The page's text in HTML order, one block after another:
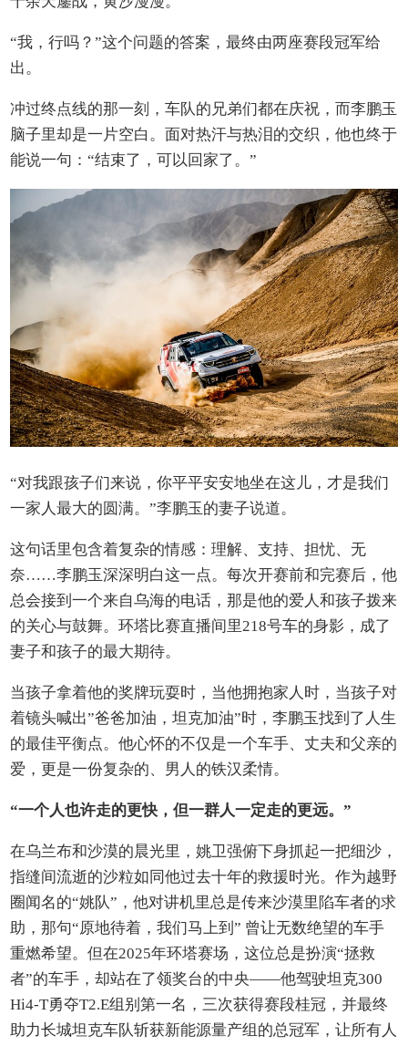
“我，行吗？”这个问题的答案，最终由两座赛段冠军给
出。
冲过终点线的那一刻，车队的兄弟们都在庆祝，而李鹏玉
脑子里却是一片空白。面对热汗与热泪的交织，他也终于
能说一句：“结束了，可以回家了。”
“对我跟孩子们来说，你平平安安地坐在这儿，才是我们
一家人最大的圆满。”李鹏玉的妻子说道。
这句话里包含着复杂的情感：理解、支持、担忧、无
奈……李鹏玉深深明白这一点。每次开赛前和完赛后，他
总会接到一个来自乌海的电话，那是他的爱人和孩子拨来
的关心与鼓舞。环塔比赛直播间里218号车的身影，成了
妻子和孩子的最大期待。
当孩子拿着他的奖牌玩耍时，当他拥抱家人时，当孩子对
着镜头喊出”爸爸加油，坦克加油”时，李鹏玉找到了人生
的最佳平衡点。他心怀的不仅是一个车手、丈夫和父亲的
爱，更是一份复杂的、男人的铁汉柔情。
“一个人也许走的更快，但一群人一定走的更远。”
在乌兰布和沙漠的晨光里，姚卫强俯下身抓起一把细沙，
指缝间流逝的沙粒如同他过去十年的救援时光。作为越野
圈闻名的“姚队”，他对讲机里总是传来沙漠里陷车者的求
助，那句“原地待着，我们马上到” 曾让无数绝望的车手
重燃希望。但在2025年环塔赛场，这位总是扮演“拯救
者”的车手，却站在了领奖台的中央——他驾驶坦克300
Hi4-T勇夺T2.E组别第一名，三次获得赛段桂冠，并最终
助力长城坦克车队斩获新能源量产组的总冠军，让所有人